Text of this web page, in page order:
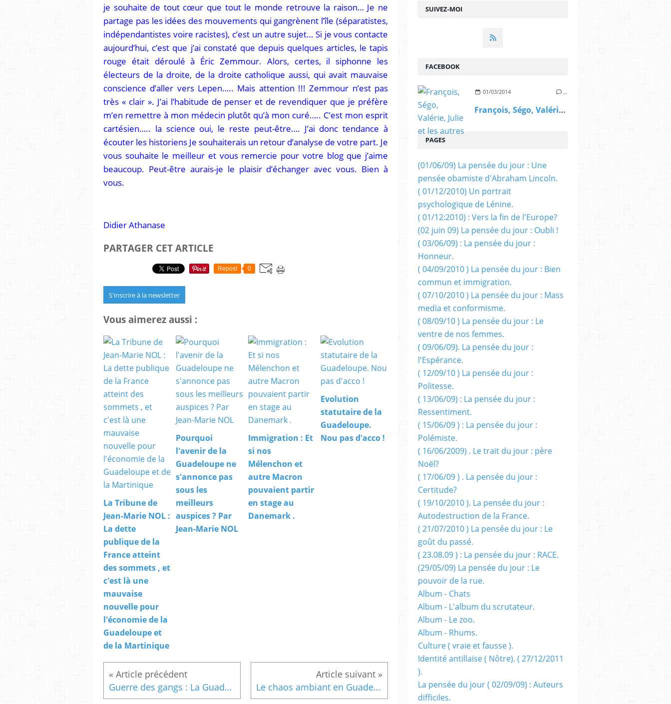
je souhaite de tout cœur que tout le monde retrouve la raison… Je ne
partage pas les idées des mouvements qui gangrènent l’île (séparatistes,
indépendantistes voire racistes), c’est un autre sujet… Si je vous contacte
aujourd’hui, c’est que j’ai constaté que depuis quelques articles, le tapis
rouge était déroulé à Éric Zemmour. Alors, certes, il siphonne les
électeurs de la droite, de la droite catholique aussi, qui avait mauvaise
conscience d’aller vers Lepen….. Mais attention !!! Zemmour n’est pas
très « clair ». J’ai l’habitude de penser et de revendiquer que je préfère
m’en remettre à mon médecin plutôt qu’à mon curé….. C’est mon esprit
cartésien….. la science oui, le reste peut-être…. J’ai donc tendance à
écouter les historiens Je souhaiterais un retour d’analyse de votre part. Je
vous souhaite le meilleur et vous remercie pour votre blog que j’aime
beaucoup. Peut-être aurais-je le plaisir d’échanger avec vous. Bien à
vous.
Didier Athanase
PARTAGER CET ARTICLE
Repost 0
S'inscrire à la newsletter
Vous aimerez aussi :
La Tribune de
Jean-Marie NOL :
La dette
publique de la
France atteint
des sommets , et
c'est là une
mauvaise
nouvelle pour
l'économie de la
Guadeloupe et
de la Martinique
Pourquoi
l'avenir de la
Guadeloupe ne
s'annonce pas
sous les
meilleurs
auspices ? Par
Jean-Marie NOL
Immigration : Et
si nos
Mélenchon et
autre Macron
pouvaient partir
en stage au
Danemark .
Evolution
statutaire de la
Guadeloupe.
Nou pas d'acco !
Guerre des gangs : La Guadeloupe dérivera-t-elle vers l'haïtianisation ? Certains Guadeloupéens le craignent. Le chaos ambiant en Guadeloupe laissera des traces irréversibles et par conséquent aussi sur la Martinique. Je partage cette tribune de Monsieur Emmanuel de Reynal avec le scrutateur (J-M NOL).
SUIVEZ-MOI
FACEBOOK
01/03/2014 …
François, Ségo, Valérie, Julie et les autres
PAGES
(01/06/09) La pensée du jour : Une
pensée obamiste d'Abraham Lincoln.
( 01/12/2010) Un portrait
psychologique de Lénine.
( 01/12:2010) : Vers la fin de l'Europe?
(02 juin 09) La pensée du jour : Oubli !
( 03/06/09) : La pensée du jour :
Honneur.
( 04/09/2010 ) La pensée du jour : Bien
commun et immigration.
( 07/10/2010 ) La pensée du jour : Mass
media et conformisme.
( 08/09/10 ) La pensée du jour : Le
ventre de nos femmes.
( 09/06/09). La pensée du jour :
l'Espérance.
( 12/09/10 ) La pensée du jour :
Politesse.
( 13/06/09) : La pensée du jour :
Ressentiment.
( 15/06/09 ) : La pensée du jour :
Polémiste.
( 16/06/2009) . Le trait du jour : père
Noël?
( 17/06/09 ) . La pensée du jour :
Certitude?
( 19/10/2010 ). La pensée du jour :
Autodestruction de la France.
( 21/07/2010 ) La pensée du jour : Le
goût du passé.
( 23.08.09 ) : La pensée du jour : RACE.
(29/05/09) La pensée du jour : Le
pouvoir de la rue.
Album - Chats
Album - L'album du scrutateur.
Album - Le zoo.
Album - Rhums.
Culture ( vraie et fausse ).
Identité antillaise ( Nôtre). ( 27/12/2011
).
La pensée du jour ( 02/09/09) : Auteurs
difficiles.